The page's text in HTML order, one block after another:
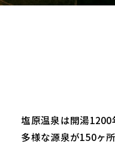
塩原温泉は開湯
多様な源泉が150ヶ